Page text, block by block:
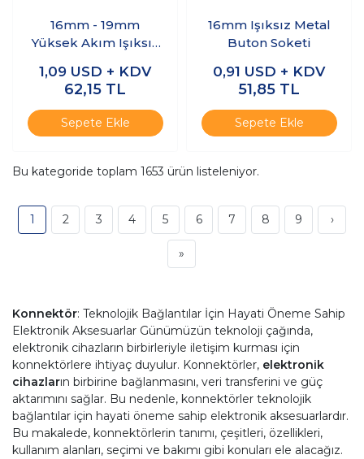
16mm - 19mm
Yüksek Akım Işıksız
1,09 USD + KDV
62,15 TL
Sepete Ekle
16mm Işıksız Metal
Buton Soketi
0,91 USD + KDV
51,85 TL
Sepete Ekle
Bu kategoride toplam 1653 ürün listeleniyor.
1 2 3 4 5 6 7 8 9 ›
»
Konnektör: Teknolojik Bağlantılar İçin Hayati Öneme Sahip
Elektronik Aksesuarlar Günümüzün teknoloji çağında,
elektronik cihazların birbirleriyle iletişim kurması için
konnektörlere ihtiyaç duyulur. Konnektörler, elektronik
cihazların birbirine bağlanmasını, veri transferini ve güç
aktarımını sağlar. Bu nedenle, konnektörler teknolojik
bağlantılar için hayati öneme sahip elektronik aksesuarlardır.
Bu makalede, konnektörlerin tanımı, çeşitleri, özellikleri,
kullanım alanları, seçimi ve bakımı gibi konuları ele alacağız.